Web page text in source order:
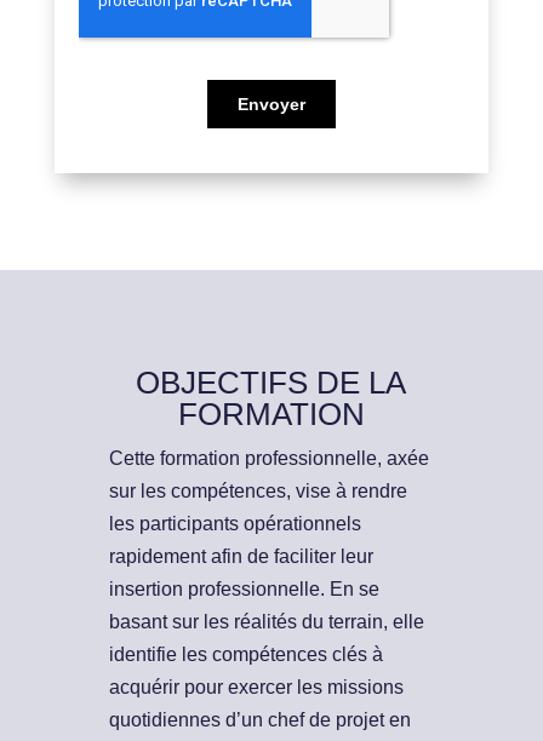
OBJECTIFS DE LA
FORMATION
Cette formation professionnelle, axée
sur les compétences, vise à rendre
les participants opérationnels
rapidement afin de faciliter leur
insertion professionnelle. En se
basant sur les réalités du terrain, elle
identifie les compétences clés à
acquérir pour exercer les missions
quotidiennes d’un chef de projet en